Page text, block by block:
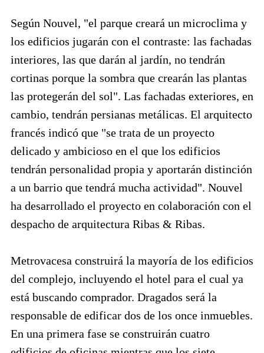
Según Nouvel, "el parque creará un microclima y
los edificios jugarán con el contraste: las fachadas
interiores, las que darán al jardín, no tendrán
cortinas porque la sombra que crearán las plantas
las protegerán del sol". Las fachadas exteriores, en
cambio, tendrán persianas metálicas. El arquitecto
francés indicó que "se trata de un proyecto
delicado y ambicioso en el que los edificios
tendrán personalidad propia y aportarán distinción
a un barrio que tendrá mucha actividad". Nouvel
ha desarrollado el proyecto en colaboración con el
despacho de arquitectura Ribas & Ribas.
Metrovacesa construirá la mayoría de los edificios
del complejo, incluyendo el hotel para el cual ya
está buscando comprador. Dragados será la
responsable de edificar dos de los once inmuebles.
En una primera fase se construirán cuatro